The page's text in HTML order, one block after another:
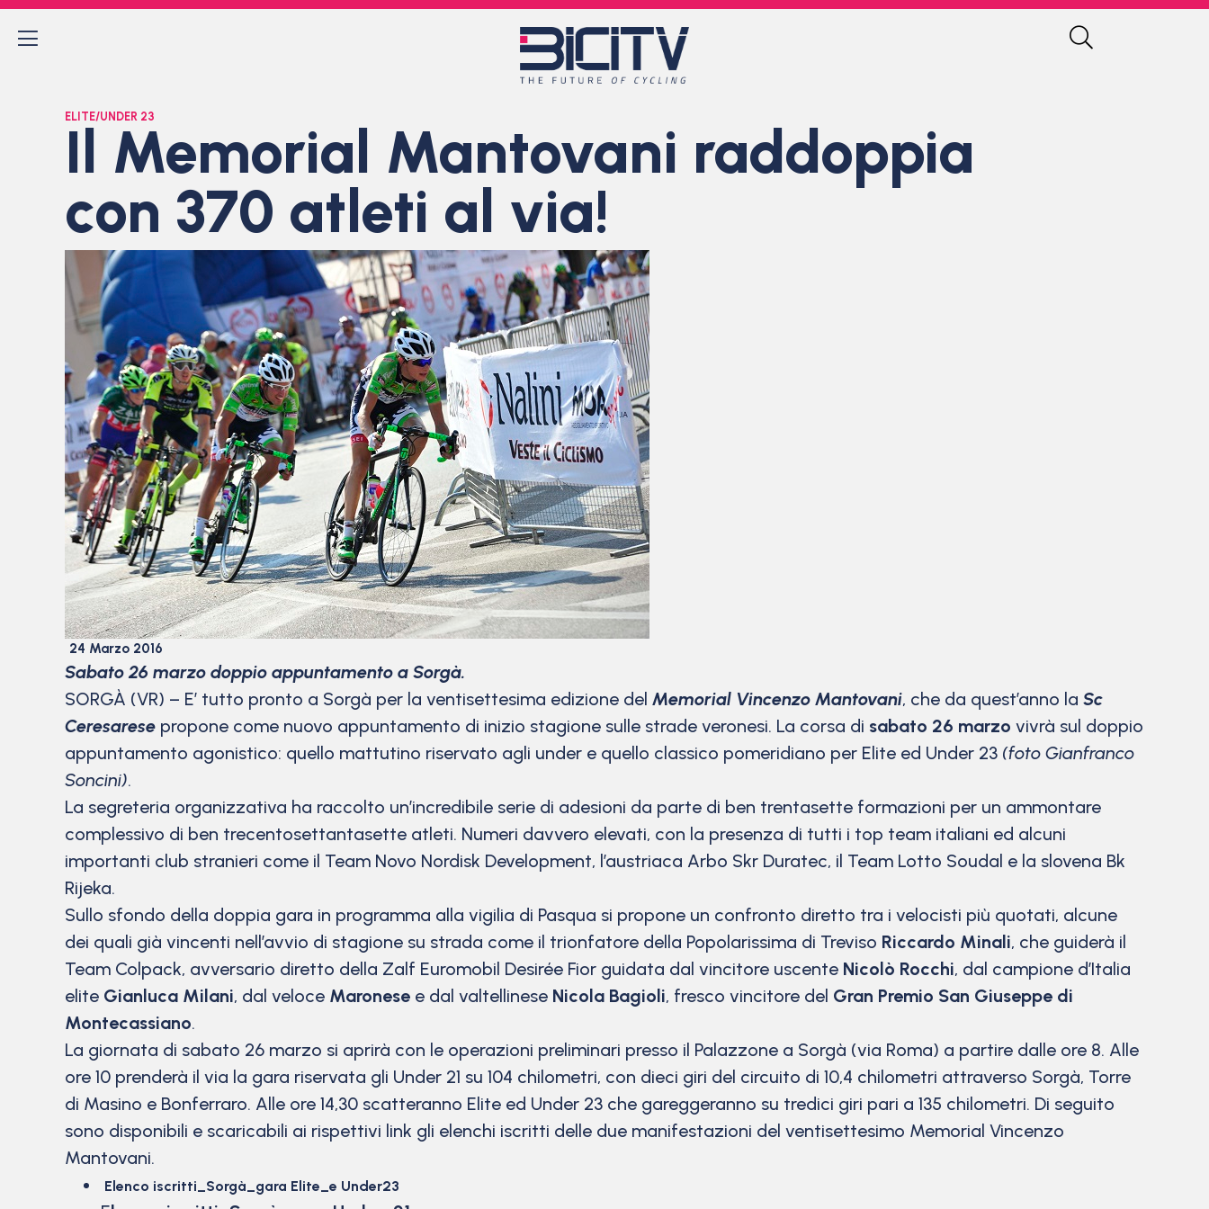
ELITE/UNDER 23
Il Memorial Mantovani raddoppia
con 370 atleti al via!
24 Marzo 2016
Sabato 26 marzo doppio appuntamento a Sorgà.
SORGÀ (VR) – E’ tutto pronto a Sorgà per la ventisettesima edizione del Memorial Vincenzo Mantovani, che da quest’anno la Sc
Ceresarese propone come nuovo appuntamento di inizio stagione sulle strade veronesi. La corsa di sabato 26 marzo vivrà sul doppio
appuntamento agonistico: quello mattutino riservato agli under e quello classico pomeridiano per Elite ed Under 23 (foto Gianfranco
Soncini).
La segreteria organizzativa ha raccolto un’incredibile serie di adesioni da parte di ben trentasette formazioni per un ammontare
complessivo di ben trecentosettantasette atleti. Numeri davvero elevati, con la presenza di tutti i top team italiani ed alcuni
importanti club stranieri come il Team Novo Nordisk Development, l’austriaca Arbo Skr Duratec, il Team Lotto Soudal e la slovena Bk
Rijeka.
Sullo sfondo della doppia gara in programma alla vigilia di Pasqua si propone un confronto diretto tra i velocisti più quotati, alcune
dei quali già vincenti nell’avvio di stagione su strada come il trionfatore della Popolarissima di Treviso Riccardo Minali, che guiderà il
Team Colpack, avversario diretto della Zalf Euromobil Desirée Fior guidata dal vincitore uscente Nicolò Rocchi, dal campione d’Italia
elite Gianluca Milani, dal veloce Maronese e dal valtellinese Nicola Bagioli, fresco vincitore del Gran Premio San Giuseppe di
Montecassiano.
La giornata di sabato 26 marzo si aprirà con le operazioni preliminari presso il Palazzone a Sorgà (via Roma) a partire dalle ore 8. Alle
ore 10 prenderà il via la gara riservata gli Under 21 su 104 chilometri, con dieci giri del circuito di 10,4 chilometri attraverso Sorgà, Torre
di Masino e Bonferraro. Alle ore 14,30 scatteranno Elite ed Under 23 che gareggeranno su tredici giri pari a 135 chilometri. Di seguito
sono disponibili e scaricabili ai rispettivi link gli elenchi iscritti delle due manifestazioni del ventisettesimo Memorial Vincenzo
Mantovani.
Elenco iscritti_Sorgà_gara Elite_e Under23